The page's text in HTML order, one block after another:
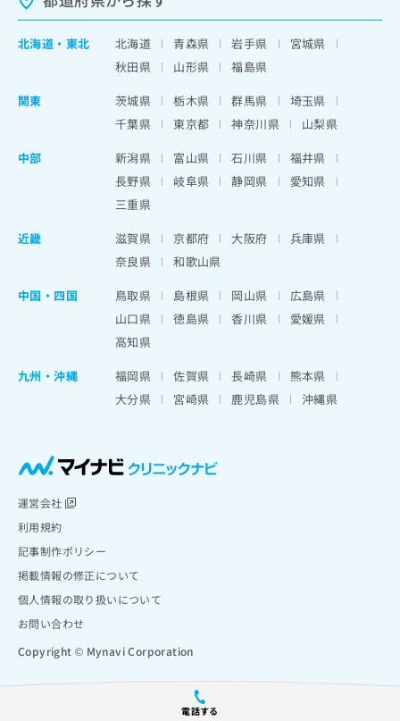
電話する
北海道 ・ 東北 北海道 青森県 岩手県
宮城県
秋田県
山形県
福島県
関東
茨城県 栃木県 群馬県
埼玉県
千葉県
東京都 神奈川県
山梨県
中部
新潟県 富山県 石川県
福井県
長野県
岐阜県 静岡県
愛知県
三重県
近畿
滋賀県 京都府 大阪府
兵庫県
奈良県
和歌山県
中国・四国
鳥取県 島根県 岡山県
広島県
山口県
徳島県 香川県
愛媛県
高知県
九州・沖縄
福岡県 佐賀県 長崎県
熊本県
大分県
宮崎県 鹿児島県 沖縄県
運営会社
利用規約
記事制作ポリシー
掲載情報の修正について
個人情報の取り扱いについて
お問い合わせ
Copyright © Mynavi Corporation